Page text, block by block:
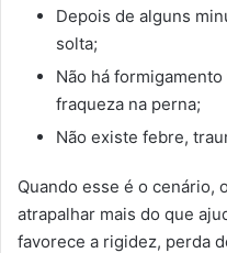
Depois de alguns
solta;
Não há
fraqueza na perna;
Não existe febre,
Quando esse é o cenário,
atrapalhar mais do que
favorece a rigidez, perda